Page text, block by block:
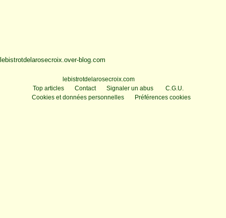
lebistrotdelarosecroix.over-blog.com
lebistrotdelarosecroix.com
Top articles
Contact Signaler un abus
C.G.U.
Cookies et données personnelles
Préférences cookies